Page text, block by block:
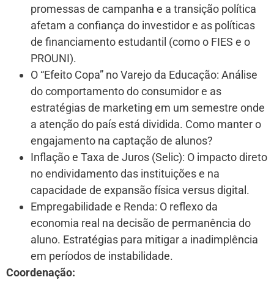
promessas de campanha e a transição política
afetam a confiança do investidor e as políticas
de financiamento estudantil (como o FIES e o
PROUNI).
O “Efeito Copa” no Varejo da Educação: Análise
do comportamento do consumidor e as
estratégias de marketing em um semestre onde
a atenção do país está dividida. Como manter o
engajamento na captação de alunos?
Inflação e Taxa de Juros (Selic): O impacto direto
no endividamento das instituições e na
capacidade de expansão física versus digital.
Empregabilidade e Renda: O reflexo da
economia real na decisão de permanência do
aluno. Estratégias para mitigar a inadimplência
em períodos de instabilidade.
Coordenação: